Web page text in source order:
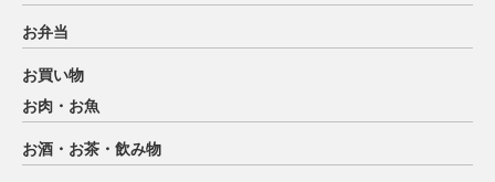
お弁当
お買い物
お肉・お魚
お酒・お茶・飲み物